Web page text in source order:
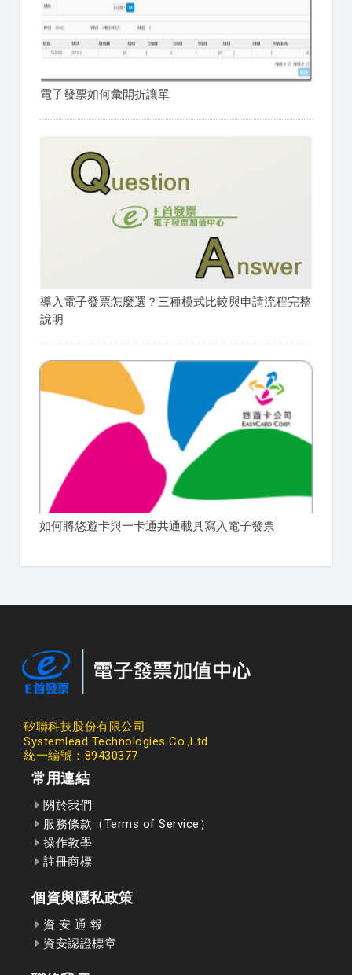
電子發票如何彙開折讓單
導入電子發票怎麼選？三種模式比較與申請流程完整
說明
如何將悠遊卡與一卡通共通載具寫入電子發票
矽聯科技股份有限公司
Systemlead Technologies Co.,Ltd
統一編號：89430377
常用連結
關於我們
服務條款（Terms of Service）
操作教學
註冊商標
個資與隱私政策
資 安 通 報
資安認證標章